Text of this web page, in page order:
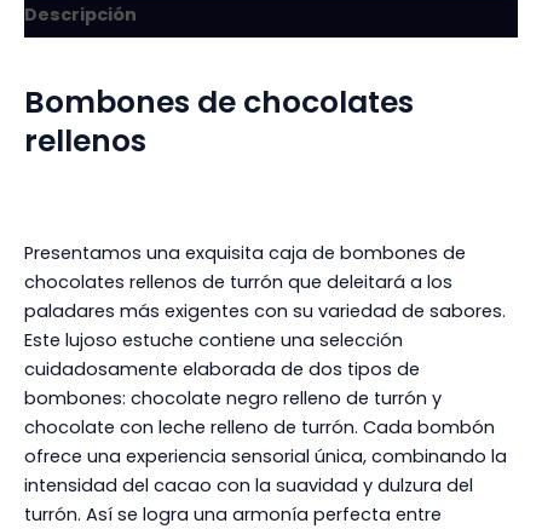
Descripción
Bombones de chocolates
rellenos
Presentamos una exquisita caja de bombones de
chocolates rellenos de turrón que deleitará a los
paladares más exigentes con su variedad de sabores.
Este lujoso estuche contiene una selección
cuidadosamente elaborada de dos tipos de
bombones: chocolate negro relleno de turrón y
chocolate con leche relleno de turrón. Cada bombón
ofrece una experiencia sensorial única, combinando la
intensidad del cacao con la suavidad y dulzura del
turrón. Así se logra una armonía perfecta entre